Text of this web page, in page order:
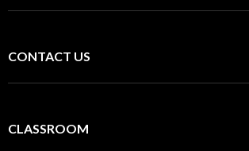
CONTACT US
CLASSROOM